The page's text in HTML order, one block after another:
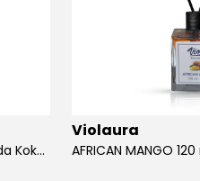
100 ML WOOD 100 ml Çubuklu Oda Kokusu
Violaura